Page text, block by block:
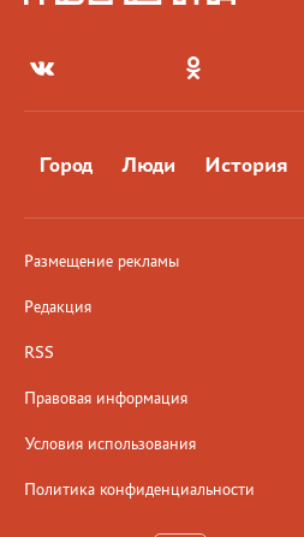
Город Люди История
Размещение рекламы
Редакция
RSS
Правовая информация
Условия использования
Политика конфиденциальности